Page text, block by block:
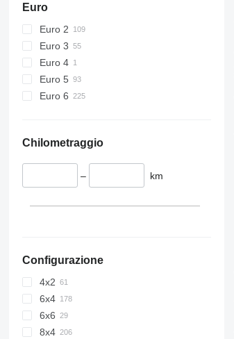
Euro
Euro 2
Euro 3
Euro 4
Euro 5
Euro 6
Chilometraggio
– km
Configurazione
4x2
6x4
6x6
8x4